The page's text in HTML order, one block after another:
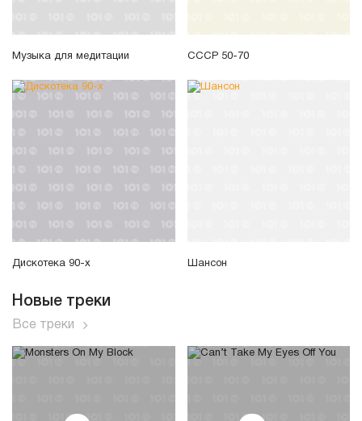
Музыка для медитации СССР 50-70
Дискотека 90-х Шансон
Новые треки
Все треки